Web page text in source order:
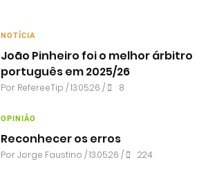
NOTÍCIA
João Pinheiro foi o melhor árbitro
português em 2025/26
Por RefereeTip / 13.05.26 / 8
OPINIÃO
Reconhecer os erros
PorJorge Faustino / 13.05.26 / 224